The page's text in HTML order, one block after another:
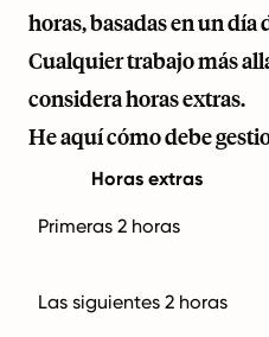
horas, basadas en un día
Cualquier trabajo más
considera horas extras.
He aquí cómo debe
Horas extras
Primeras 2 horas
Las siguientes 2 horas